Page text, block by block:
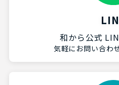
和から公式
気軽にお問い合わ